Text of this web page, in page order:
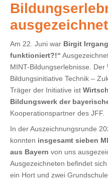
ausgezeichnet
Am 22. Juni war Birgit
funktioniert?!“
MINT-Bildungserlebnisse.
Bildungsinitiative Technik –
Träger der Initiative ist
Bildungswerk der
Kooperationspartner des JFF.
In der Auszeichnungsrunde
konnten insgesamt sieben
aus Bayern von uns
Ausgezeichneten befindet
ein Hort und zwei